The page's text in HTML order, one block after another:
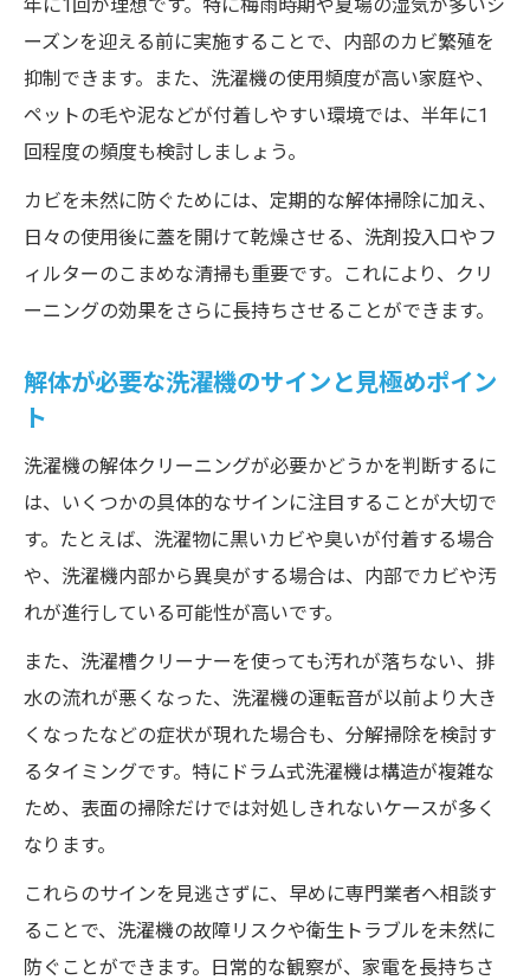
年に1回が理想です。特に梅雨時期や夏場の湿気が多いシ
ーズンを迎える前に実施することで、内部のカビ繁殖を
抑制できます。また、洗濯機の使用頻度が高い家庭や、
ペットの毛や泥などが付着しやすい環境では、半年に1
回程度の頻度も検討しましょう。
カビを未然に防ぐためには、定期的な解体掃除に加え、
日々の使用後に蓋を開けて乾燥させる、洗剤投入口やフ
ィルターのこまめな清掃も重要です。これにより、クリ
ーニングの効果をさらに長持ちさせることができます。
解体が必要な洗濯機のサインと見極めポイン
ト
洗濯機の解体クリーニングが必要かどうかを判断するに
は、いくつかの具体的なサインに注目することが大切で
す。たとえば、洗濯物に黒いカビや臭いが付着する場合
や、洗濯機内部から異臭がする場合は、内部でカビや汚
れが進行している可能性が高いです。
また、洗濯槽クリーナーを使っても汚れが落ちない、排
水の流れが悪くなった、洗濯機の運転音が以前より大き
くなったなどの症状が現れた場合も、分解掃除を検討す
るタイミングです。特にドラム式洗濯機は構造が複雑な
ため、表面の掃除だけでは対処しきれないケースが多く
なります。
これらのサインを見逃さずに、早めに専門業者へ相談す
ることで、洗濯機の故障リスクや衛生トラブルを未然に
防ぐことができます。日常的な観察が、家電を長持ちさ